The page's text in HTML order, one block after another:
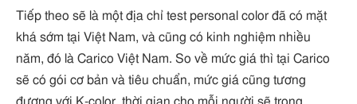
Tiếp theo sẽ là một địa chỉ test personal color đã có mặt
khá sớm tại Việt Nam, và cũng có kinh nghiệm nhiều
năm, đó là Carico Việt Nam. So về mức giá thì tại Carico
sẽ có gói cơ bản và tiêu chuẩn, mức giá cũng tương